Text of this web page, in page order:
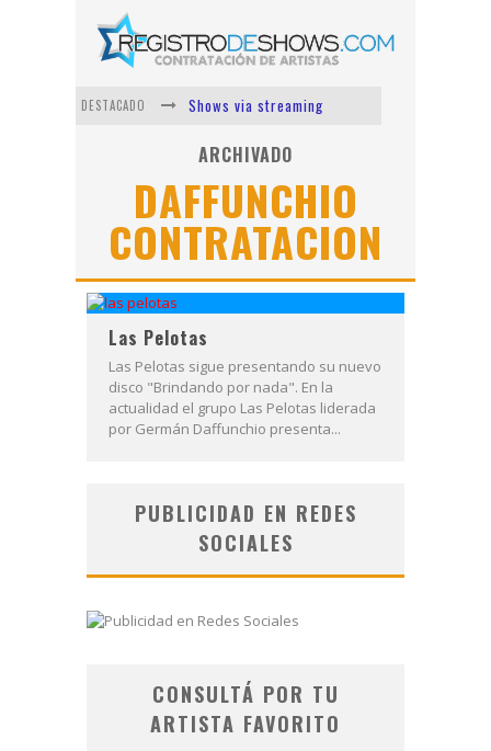
DESTACADO
Shows via streaming
Lit Killah
Nicki Nicole
Duki
Vi Em
ARCHIVADO
DAFFUNCHIO
CONTRATACION
Las Pelotas
Las Pelotas sigue presentando su nuevo
disco "Brindando por nada". En la
actualidad el grupo Las Pelotas liderada
por Germán Daffunchio presenta...
PUBLICIDAD EN REDES
SOCIALES
CONSULTÁ POR TU
ARTISTA FAVORITO